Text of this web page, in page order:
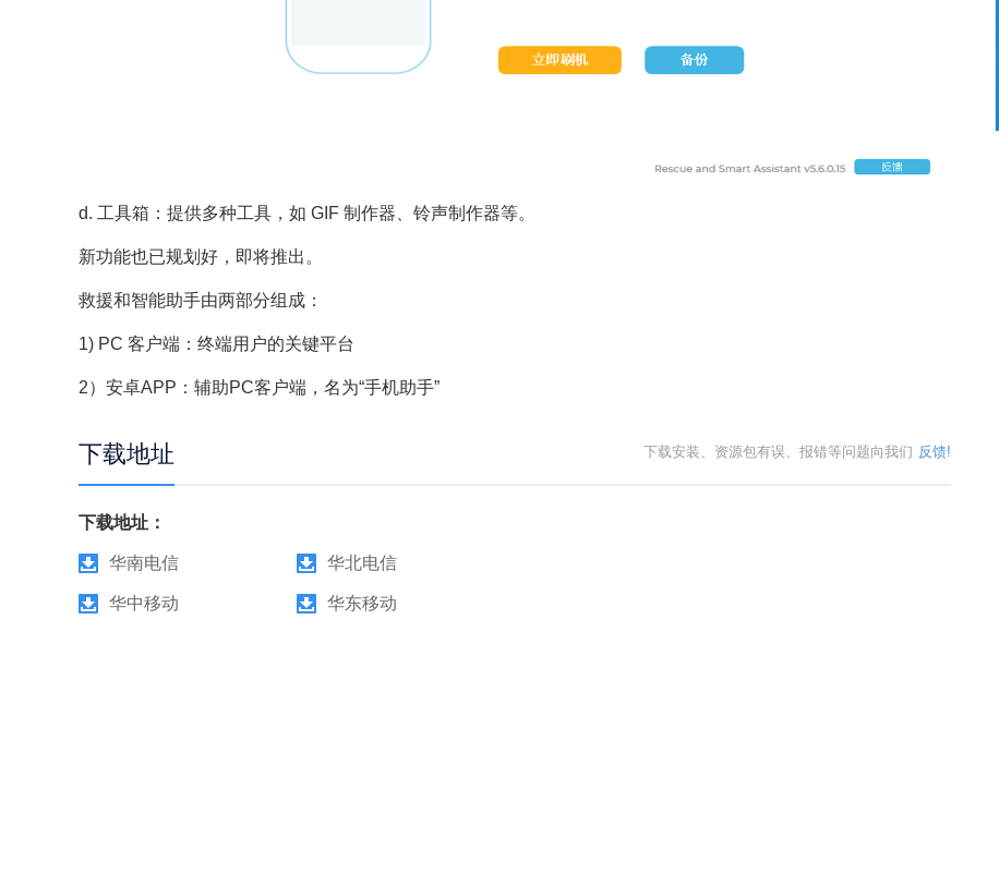
d. 工具箱：提供多种工具，如 GIF 制作器、铃声制作器等。
新功能也已规划好，即将推出。
救援和智能助手由两部分组成：
1) PC 客户端：终端用户的关键平台
2）安卓APP：辅助PC客户端，名为“手机助手”
下载地址 下载安装、资源包有误、报错等问题向我们 反馈!
下载地址：
华南电信 华北电信
华中移动 华东移动